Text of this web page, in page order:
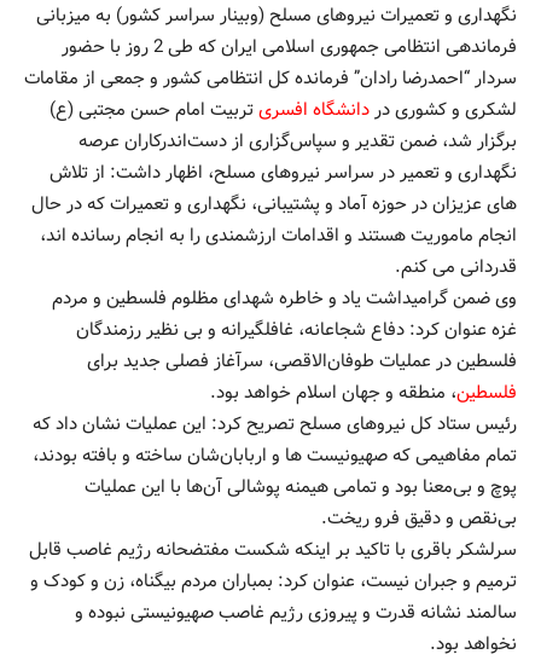
نگهداری و تعمیرات نیروهای مسلح (وبینار سراسر کشور) به میزبانی
فرماندهی انتظامی جمهوری اسلامی ایران که طی 2 روز با حضور
سردار “احمدرضا رادان” فرمانده کل انتظامی کشور و جمعی از مقامات
لشکری و کشوری دردانشگاه افسریتربیت امام حسن مجتبی (ع)
برگزار شد، ضمن تقدیر و سپاس‌گزاری از دست‌اندرکاران عرصه
نگهداری و تعمیر در سراسر نیروهای مسلح، اظهار داشت: از تلاش
های عزیزان در حوزه آماد و پشتیبانی، نگهداری و تعمیرات که در حال
انجام ماموریت هستند و اقدامات ارزشمندی را به انجام رسانده اند،
قدردانی می کنم.
وی ضمن گرامیداشت یاد و خاطره شهدای مظلوم فلسطین و مردم
غزه عنوان کرد: دفاع شجاعانه، غافلگیرانه و بی نظیر رزمندگان
فلسطین در عملیات طوفان‌الاقصی، سرآغاز فصلی جدید برای
فلسطین، منطقه و جهان اسلام خواهد بود.
رئیس ستاد کل نیروهای مسلح تصریح کرد: این عملیات نشان داد که
تمام مفاهیمی که صهیونیست ها و اربابان‌شان ساخته و بافته بودند،
پوچ و بی‌معنا بود و تمامی هیمنه پوشالی آن‌ها با این عملیات
بی‌نقص و دقیق فرو ریخت.
سرلشکر باقری با تاکید بر اینکه شکست مفتضحانه رژیم غاصب قابل
ترمیم و جبران نیست، عنوان کرد: بمباران مردم بیگناه، زن و کودک و
سالمند نشانه قدرت و پیروزی رژیم غاصب صهیونیستی نبوده و
نخواهد بود.